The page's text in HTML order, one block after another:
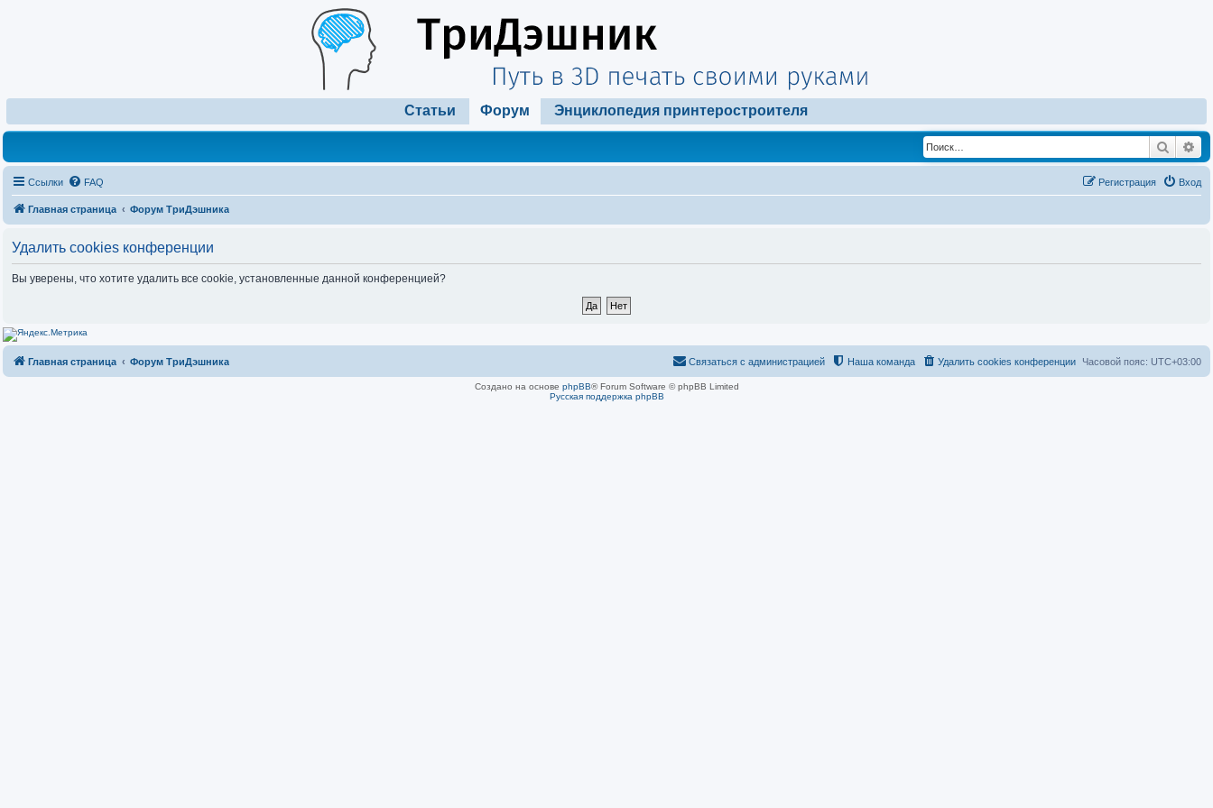
Статьи Форум Энциклопедия принтеростроителя
Поиск
Ссылки FAQ Вход
Регистрация
Главная страница Форум ТриДэшника
Удалить cookies конференции
Вы уверены, что хотите удалить все cookie, установленные данной конференцией?
Главная страница Форум ТриДэшника Часовой пояс: UTC+03:00
Удалить cookies конференции
Наша команда
Связаться с администрацией
Создано на основе phpBB® Forum Software © phpBB Limited
Русская поддержка phpBB